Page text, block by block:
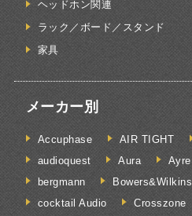
ヘッドホン関連
ラック／ボード／スタンド
家具
メーカー別
Accuphase AIR TIGHT
audioquest
Aura Ayre
bergmann
Bowers&Wilkins
cocktail Audio
Crosszone